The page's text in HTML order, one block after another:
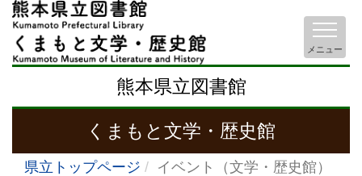
熊本県立図書館
くまもと文学・歴史館
メニュー
県立トップページ イベント（文学・歴史館）